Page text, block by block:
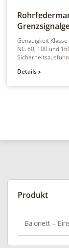
Genauigkeit
NG 60, 100 und
Details
Produkt